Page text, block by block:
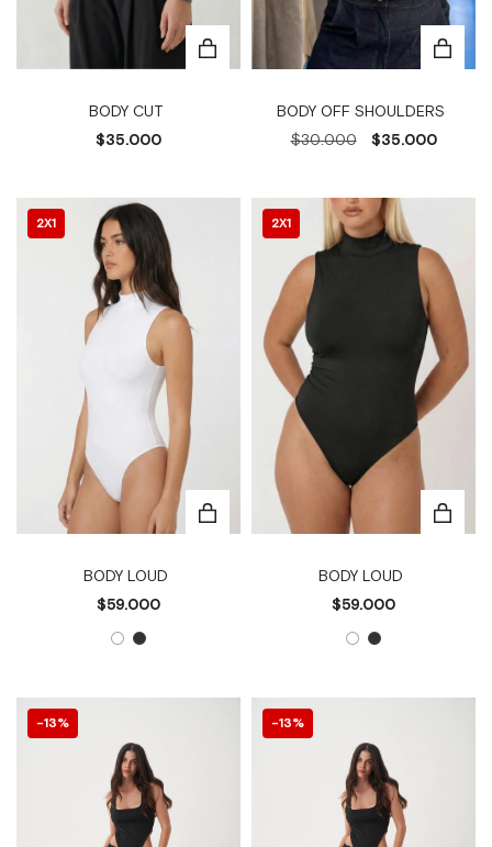
BODY CUT
$35.000
BODY OFF SHOULDERS
$30.000
$35.000
2X1
BODY LOUD
$59.000
2X1
BODY LOUD
$59.000
13% 13%